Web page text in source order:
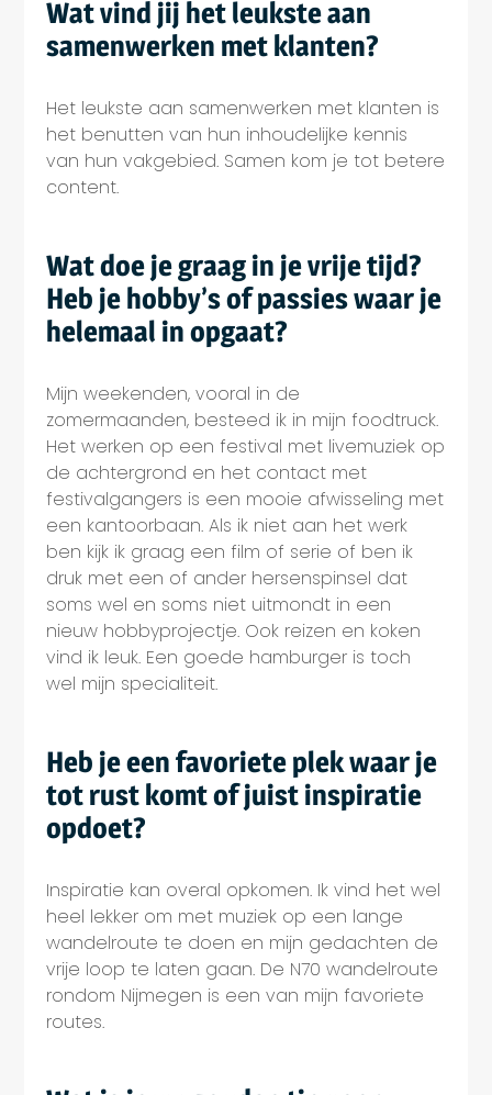
Wat vind jij het leukste aan
samenwerken met klanten?
Het leukste aan samenwerken met klanten is
het benutten van hun inhoudelijke kennis
van hun vakgebied. Samen kom je tot betere
content.
Wat doe je graag in je vrije tijd?
Heb je hobby’s of passies waar je
helemaal in opgaat?
Mijn weekenden, vooral in de
zomermaanden, besteed ik in mijn foodtruck.
Het werken op een festival met livemuziek op
de achtergrond en het contact met
festivalgangers is een mooie afwisseling met
een kantoorbaan. Als ik niet aan het werk
ben kijk ik graag een film of serie of ben ik
druk met een of ander hersenspinsel dat
soms wel en soms niet uitmondt in een
nieuw hobbyprojectje. Ook reizen en koken
vind ik leuk. Een goede hamburger is toch
wel mijn specialiteit.
Heb je een favoriete plek waar je
tot rust komt of juist inspiratie
opdoet?
Inspiratie kan overal opkomen. Ik vind het wel
heel lekker om met muziek op een lange
wandelroute te doen en mijn gedachten de
vrije loop te laten gaan. De N70 wandelroute
rondom Nijmegen is een van mijn favoriete
routes.